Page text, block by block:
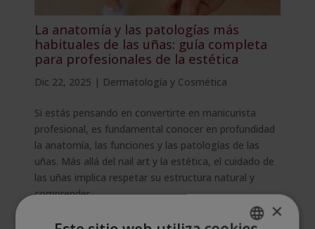
La anatomía y las patologías más
habituales de las uñas: guía completa
para profesionales de la estética
Dic 22, 2025 | Dermatología y Cosmética
Si estás pensando en convertirte en manicurista
profesional, es fundamental conocer en profundidad
la anatomía, las funciones y las patologías de las
uñas. Más allá del nail art y la estética, el cuidado de
las uñas implica respetar su estructura natural y
comprender...
×